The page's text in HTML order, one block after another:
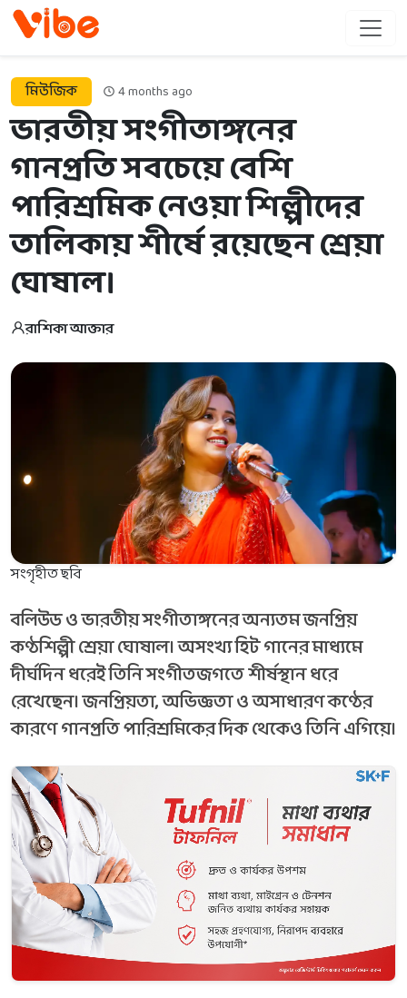
মিউজিক 4 months ago
ভারতীয় সংগীতাঙ্গনের
গানপ্রতি সবচেয়ে বেশি
পারিশ্রমিক নেওয়া শিল্পীদের
তালিকায় শীর্ষে রয়েছেন শ্রেয়া
ঘোষাল।
রাশিকা আক্তার
সংগৃহীত ছবি
বলিউড ও ভারতীয় সংগীতাঙ্গনের অন্যতম জনপ্রিয়
কণ্ঠশিল্পী শ্রেয়া ঘোষাল। অসংখ্য হিট গানের মাধ্যমে
দীর্ঘদিন ধরেই তিনি সংগীতজগতে শীর্ষস্থান ধরে
রেখেছেন। জনপ্রিয়তা, অভিজ্ঞতা ও অসাধারণ কণ্ঠের
কারণে গানপ্রতি পারিশ্রমিকের দিক থেকেও তিনি এগিয়ে।